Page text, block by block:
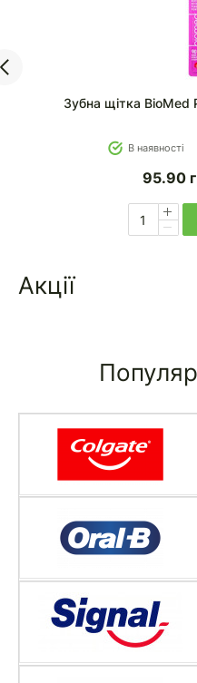
Зубна щітка
В наявності
Акції